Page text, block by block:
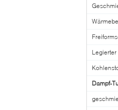
Legierter
Dampf-